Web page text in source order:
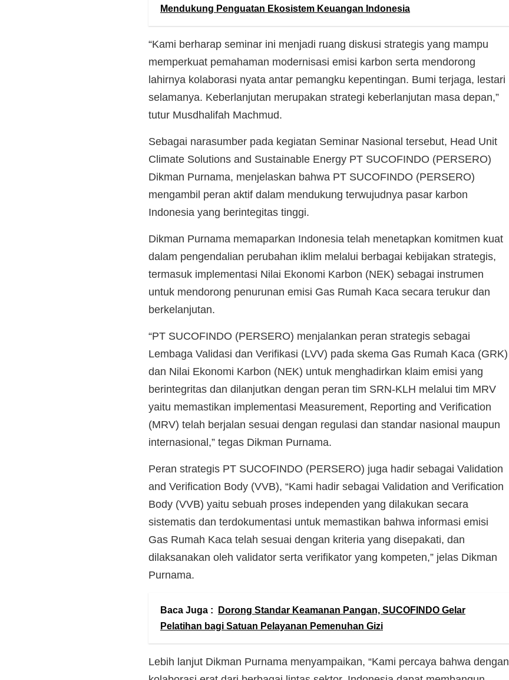
Mendukung Penguatan Ekosistem Keuangan Indonesia
“Kami berharap seminar ini menjadi ruang diskusi strategis yang mampu
memperkuat pemahaman modernisasi emisi karbon serta mendorong
lahirnya kolaborasi nyata antar pemangku kepentingan. Bumi terjaga, lestari
selamanya. Keberlanjutan merupakan strategi keberlanjutan masa depan,”
tutur Musdhalifah Machmud.
Sebagai narasumber pada kegiatan Seminar Nasional tersebut, Head Unit
Climate Solutions and Sustainable Energy PT SUCOFINDO (PERSERO)
Dikman Purnama, menjelaskan bahwa PT SUCOFINDO (PERSERO)
mengambil peran aktif dalam mendukung terwujudnya pasar karbon
Indonesia yang berintegitas tinggi.
Dikman Purnama memaparkan Indonesia telah menetapkan komitmen kuat
dalam pengendalian perubahan iklim melalui berbagai kebijakan strategis,
termasuk implementasi Nilai Ekonomi Karbon (NEK) sebagai instrumen
untuk mendorong penurunan emisi Gas Rumah Kaca secara terukur dan
berkelanjutan.
“PT SUCOFINDO (PERSERO) menjalankan peran strategis sebagai
Lembaga Validasi dan Verifikasi (LVV) pada skema Gas Rumah Kaca (GRK)
dan Nilai Ekonomi Karbon (NEK) untuk menghadirkan klaim emisi yang
berintegritas dan dilanjutkan dengan peran tim SRN-KLH melalui tim MRV
yaitu memastikan implementasi Measurement, Reporting and Verification
(MRV) telah berjalan sesuai dengan regulasi dan standar nasional maupun
internasional,” tegas Dikman Purnama.
Peran strategis PT SUCOFINDO (PERSERO) juga hadir sebagai Validation
and Verification Body (VVB), “Kami hadir sebagai Validation and Verification
Body (VVB) yaitu sebuah proses independen yang dilakukan secara
sistematis dan terdokumentasi untuk memastikan bahwa informasi emisi
Gas Rumah Kaca telah sesuai dengan kriteria yang disepakati, dan
dilaksanakan oleh validator serta verifikator yang kompeten,” jelas Dikman
Purnama.
Baca Juga :
Dorong Standar Keamanan Pangan, SUCOFINDO Gelar
Pelatihan bagi Satuan Pelayanan Pemenuhan Gizi
Lebih lanjut Dikman Purnama menyampaikan, “Kami percaya bahwa dengan